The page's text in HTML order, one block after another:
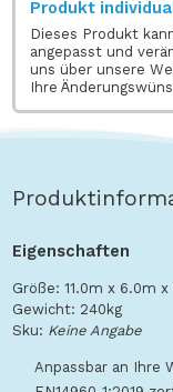
Produkt
Dieses Produkt
angepasst und
uns über unsere
Ihre
Eigenschaften
Größe: 11.0m x 6.0m
Gewicht: 240kg
Sku: Keine Angabe
Anpassbar an Ihre